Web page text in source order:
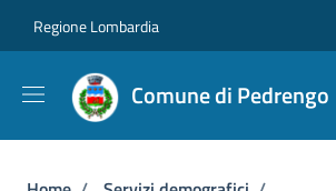
Regione Lombardia
Comune di Pedrengo